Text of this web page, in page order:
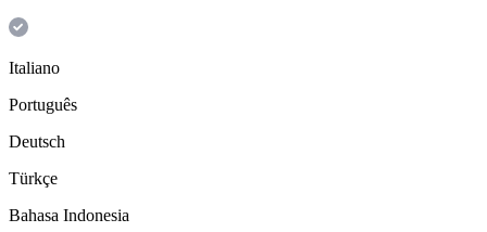
Italiano
Português
Deutsch
Türkçe
Bahasa Indonesia